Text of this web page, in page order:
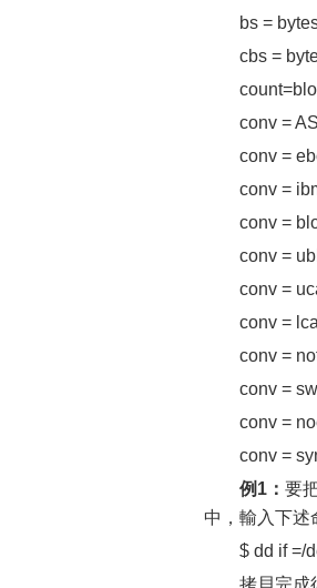
bs =
cbs =
conv =
conv =
conv =
conv =
conv =
conv =
conv =
conv =
conv =
conv =
conv =
例1： 要
中，輸入下述
$ dd if =/
拷貝完成